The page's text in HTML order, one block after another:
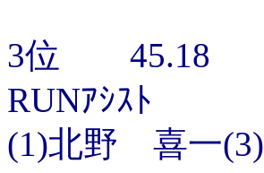
3位 45.18
RUNｱｼｽﾄ
(1)北野 喜一(3)